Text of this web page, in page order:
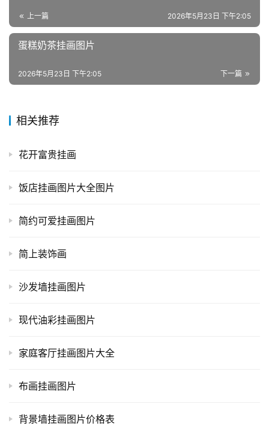
上一篇 2026年5月23日 下午2:05
蛋糕奶茶挂画图片
下一篇
2026年5月23日 下午2:05
相关推荐
花开富贵挂画
饭店挂画图片大全图片
简约可爱挂画图片
简上装饰画
沙发墙挂画图片
现代油彩挂画图片
家庭客厅挂画图片大全
布画挂画图片
背景墙挂画图片价格表